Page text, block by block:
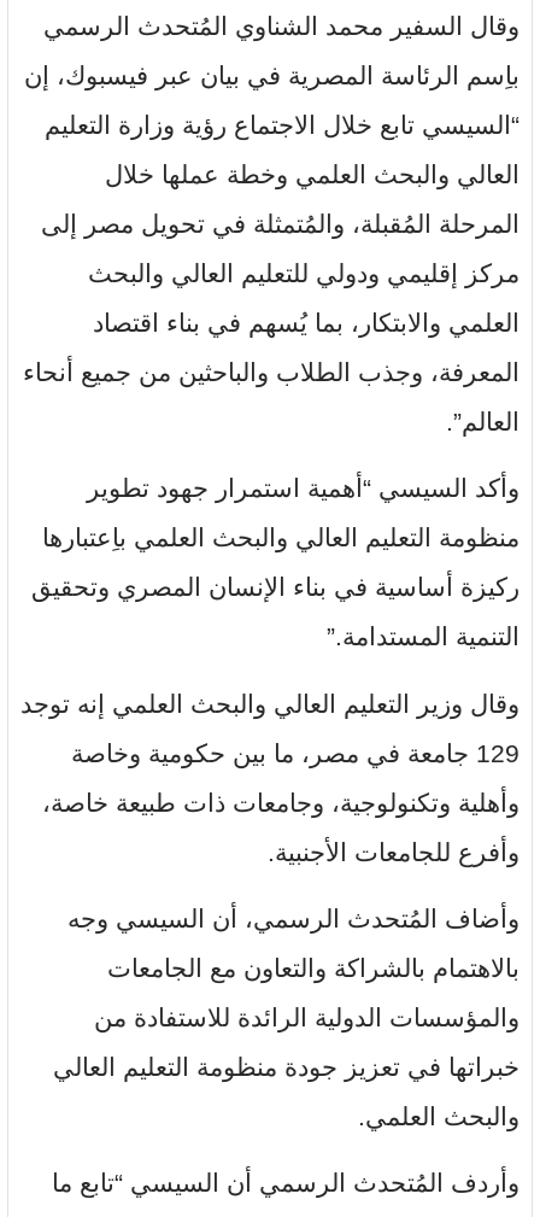
وقال السفير محمد الشناوي المُتحدث الرسمي
باِسم الرئاسة المصرية في بيان عبر فيسبوك، إن
“السيسي تابع خلال الاجتماع رؤية وزارة التعليم
العالي والبحث العلمي وخطة عملها خلال
المرحلة المُقبلة، والمُتمثلة في تحويل مصر إلى
مركز إقليمي ودولي للتعليم العالي والبحث
العلمي والابتكار، بما يُسهم في بناء اقتصاد
المعرفة، وجذب الطلاب والباحثين من جميع أنحاء
العالم”.
وأكد السيسي “أهمية استمرار جهود تطوير
منظومة التعليم العالي والبحث العلمي باِعتبارها
ركيزة أساسية في بناء الإنسان المصري وتحقيق
التنمية المستدامة.”
وقال وزير التعليم العالي والبحث العلمي إنه توجد
129 جامعة في مصر، ما بين حكومية وخاصة
وأهلية وتكنولوجية، وجامعات ذات طبيعة خاصة،
وأفرع للجامعات الأجنبية.
وأضاف المُتحدث الرسمي، أن السيسي وجه
بالاهتمام بالشراكة والتعاون مع الجامعات
والمؤسسات الدولية الرائدة للاستفادة من
خبراتها في تعزيز جودة منظومة التعليم العالي
والبحث العلمي.
وأردف المُتحدث الرسمي أن السيسي “تابع ما